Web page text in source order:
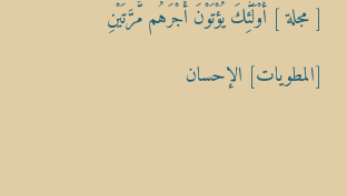
[ مجلة ] أُوْلَٰٓئِكَ يُؤْتَوْنَ أَجْرَهُم مَّرَّتَيْنِ
[المطويات] الإحسان